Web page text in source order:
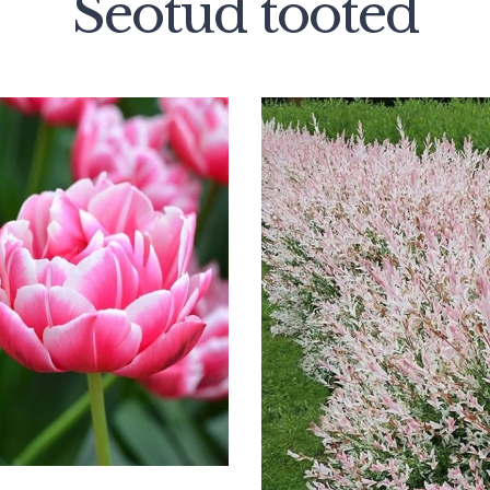
Seotud tooted